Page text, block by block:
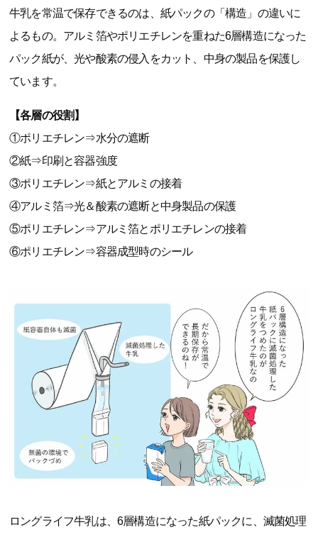
牛乳を常温で保存できるのは、紙パックの「構造」の違いに
よるもの。アルミ箔やポリエチレンを重ねた6層構造になった
パック紙が、光や酸素の侵入をカット、中身の製品を保護し
ています。
【各層の役割】
①ポリエチレン⇒水分の遮断
②紙⇒印刷と容器強度
③ポリエチレン⇒紙とアルミの接着
④アルミ箔⇒光＆酸素の遮断と中身製品の保護
⑤ポリエチレン⇒アルミ箔とポリエチレンの接着
⑥ポリエチレン⇒容器成型時のシール
ロングライフ牛乳は、6層構造になった紙パックに、滅菌処理